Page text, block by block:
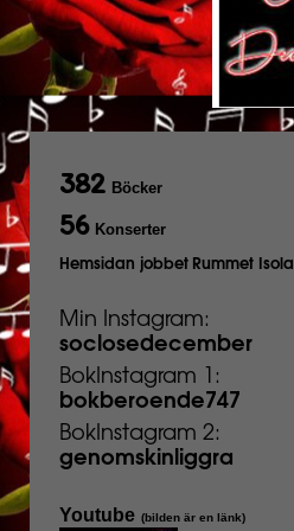
382 Böcker
56 Konserter
Hemsidan jobbet Rummet Isola
Min Instagram:
soclosedecember
BokInstagram 1:
bokberoende747
BokInstagram 2:
genomskinliggra
Youtube (bilden är en länk)